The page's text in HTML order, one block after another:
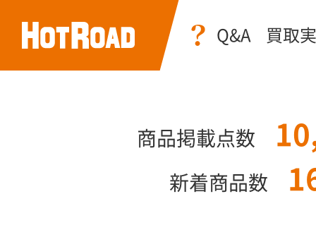
Q&A 買取
商品掲載点数
新着商品数